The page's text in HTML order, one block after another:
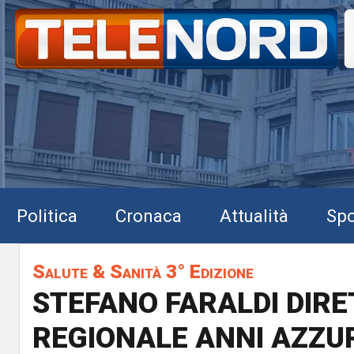
Politica Cronaca Attualità
Salute & Sanità 3° Edizione
STEFANO FARALDI
REGIONALE ANNI